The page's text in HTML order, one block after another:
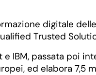
digitale
Trusted
IBM, passata poi
ed elabora 7,5